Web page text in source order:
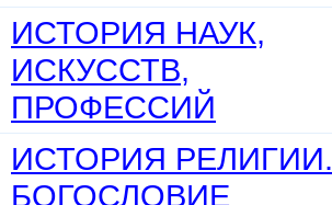
ИСТОРИЯ НАУК,
ИСКУССТВ,
ПРОФЕССИЙ
ИСТОРИЯ РЕЛИГИИ.
БОГОСЛОВИЕ